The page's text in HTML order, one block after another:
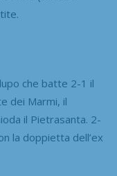
che batte 2-1 il
dei Marmi, il
il Pietrasanta. 2-
la doppietta dell’ex